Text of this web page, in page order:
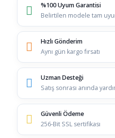
%100 Uyum Garantisi
Belirtilen modele tam
Hızlı Gönderim
Aynı gün kargo fırsatı
Uzman Desteği
Satış sonrası anında
Güvenli Ödeme
256-Bit SSL sertifikası